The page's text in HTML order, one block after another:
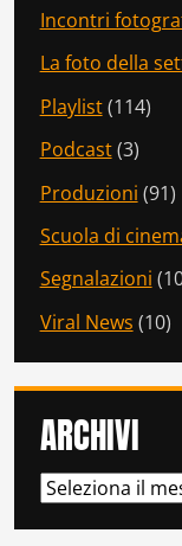
Incontri
La foto della
Playlist(114)
Podcast(3)
Produzioni (91)
Scuola di
Segnalazioni
Viral News (10)
ARCHIVI
ARCHIVI